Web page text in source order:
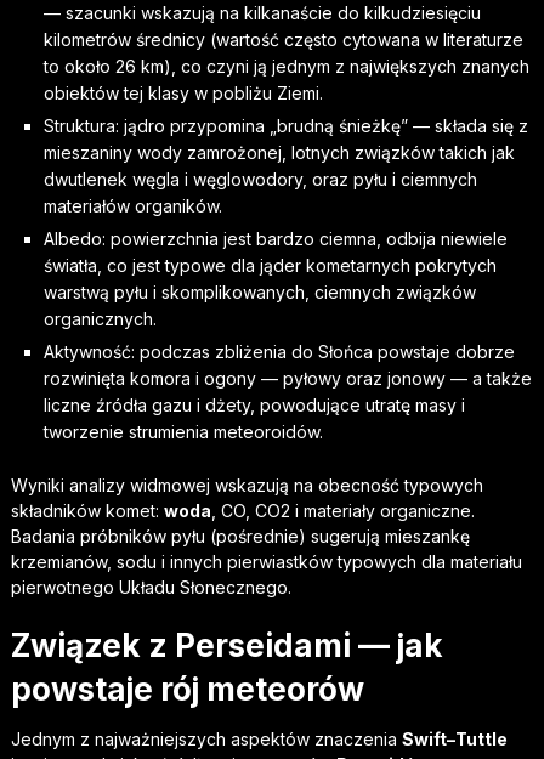
— szacunki wskazują na kilkanaście do kilkudziesięciu
kilometrów średnicy (wartość często cytowana w literaturze
to około 26 km), co czyni ją jednym z największych znanych
obiektów tej klasy w pobliżu Ziemi.
Struktura: jądro przypomina „brudną śnieżkę” — składa się z
mieszaniny wody zamrożonej, lotnych związków takich jak
dwutlenek węgla i węglowodory, oraz pyłu i ciemnych
materiałów organików.
Albedo: powierzchnia jest bardzo ciemna, odbija niewiele
światła, co jest typowe dla jąder kometarnych pokrytych
warstwą pyłu i skomplikowanych, ciemnych związków
organicznych.
Aktywność: podczas zbliżenia do Słońca powstaje dobrze
rozwinięta komora i ogony — pyłowy oraz jonowy — a także
liczne źródła gazu i dżety, powodujące utratę masy i
tworzenie strumienia meteoroidów.
Wyniki analizy widmowej wskazują na obecność typowych
składników komet: woda , CO, CO2 i materiały organiczne.
Badania próbników pyłu (pośrednie) sugerują mieszankę
krzemianów, sodu i innych pierwiastków typowych dla materiału
pierwotnego Układu Słonecznego.
Związek z Perseidami — jak
powstaje rój meteorów
Jednym z najważniejszych aspektów znaczenia Swift–Tuttle